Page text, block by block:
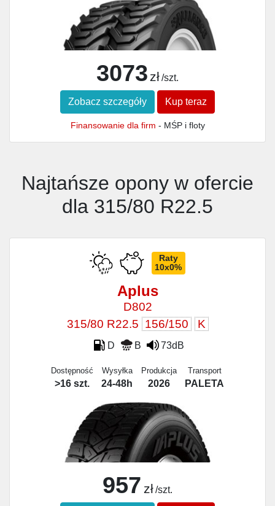
3073 zł/szt.
Zobacz szczegóły Kup teraz
Finansowanie dla firm - MŚP i floty
Najtańsze opony w ofercie
dla 315/80 R22.5
Raty
10x0%
Aplus
D802
315/80 R22.5 156/150 K
D B 73dB
Dostępność
>16 szt.
Wysyłka
24-48h
Produkcja
2026
Transport
PALETA
957 zł /szt.